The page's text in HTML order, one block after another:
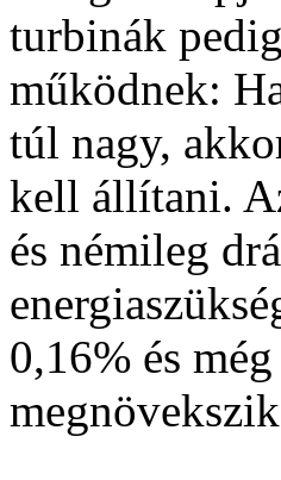
turbinák
működnek:
túl nagy,
kell állítani.
és némileg
0,16% és